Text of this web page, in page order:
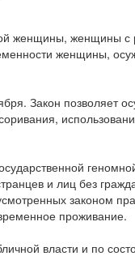
женщины, женщины
женщины,
Закон позволяет
и лиц без
законом
проживание.
власти и по